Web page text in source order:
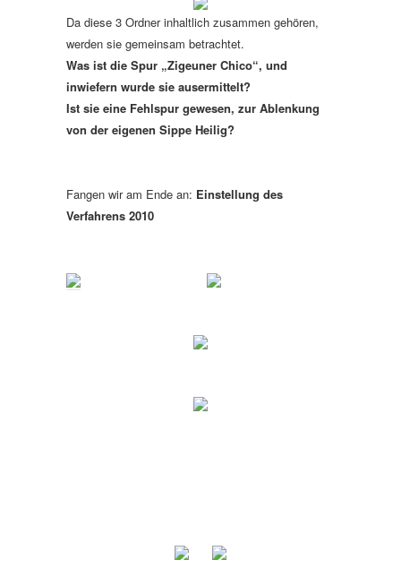
Da diese 3 Ordner inhaltlich zusammen gehören,
werden sie gemeinsam betrachtet.
Was ist die Spur „Zigeuner Chico“, und
inwiefern wurde sie ausermittelt?
Ist sie eine Fehlspur gewesen, zur Ablenkung
von der eigenen Sippe Heilig?
Fangen wir am Ende an: Einstellung des
Verfahrens 2010